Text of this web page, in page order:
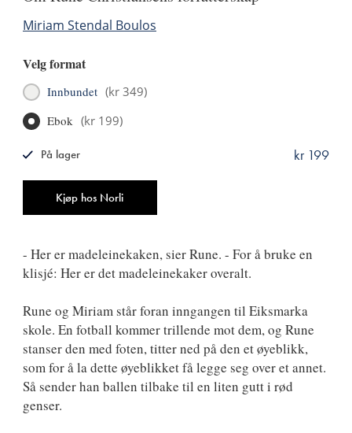
Miriam Stendal Boulos
Velg format
Innbundet (kr 349)
Ebok (kr 199)
Kjøp hos Norli
kr 199
På lager
- Her er madeleinekaken, sier Rune. - For å bruke en
klisjé: Her er det madeleinekaker overalt.
Rune og Miriam står foran inngangen til Eiksmarka
skole. En fotball kommer trillende mot dem, og Rune
stanser den med foten, titter ned på den et øyeblikk,
som for å la dette øyeblikket få legge seg over et annet.
Så sender han ballen tilbake til en liten gutt i rød
genser.